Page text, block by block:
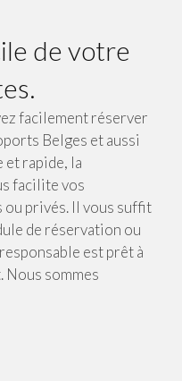
de votre
facilement réserver
Belges et aussi
et rapide, la
facilite vos
privés. Il vous suffit
de réservation ou
est prêt à
Nous sommes